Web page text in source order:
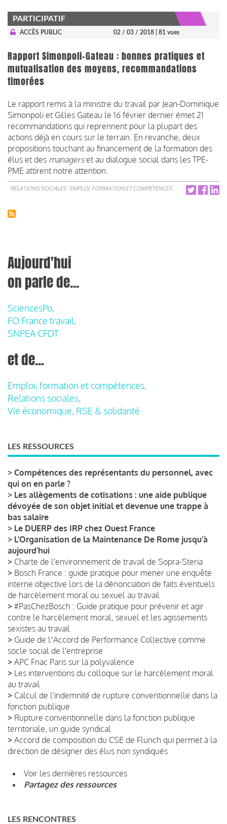
PARTICIPATIF
ACCÈS PUBLIC 02 / 03 / 2018 | 81 vues
Rapport Simonpoli-Gateau : bonnes pratiques et
mutualisation des moyens, recommandations
timorées
Le rapport remis à la ministre du travail par Jean-Dominique
Simonpoli et Gilles Gateau le 16 février dernier émet 21
recommandations qui reprennent pour la plupart des
actions déjà en cours sur le terrain. En revanche, deux
propositions touchant au financement de la formation des
élus et des managerset au dialogue social dans les TPE-
PME attirent notre attention.
RELATIONS SOCIALES EMPLOI, FORMATION ET COMPÉTENCES
Aujourd'hui
on parle de...
SciencesPo,
FO France travail,
SNPEA CFDT
et de...
Emploi, formation et compétences,
Relations sociales,
Vie économique, RSE & solidarité
LES RESSOURCES
> Compétences des représentants du personnel, avec
qui on en parle ?
> Les allègements de cotisations : une aide publique
dévoyée de son objet initial et devenue une trappe à
bas salaire
> Le DUERP des IRP chez Ouest France
> L’Organisation de la Maintenance De Rome jusqu’à
aujourd’hui
> Charte de l'environnement de travail de Sopra-Steria
> Bosch France : guide pratique pour mener une enquête
interne objective lors de la dénonciation de faits éventuels
de harcèlement moral ou sexuel au travail
> #PasChezBosch : Guide pratique pour prévenir et agir
contre le harcèlement moral, sexuel et les agissements
sexistes au travail
> Guide de lʼAccord de Performance Collective comme
socle social de l'entreprise
> APC Fnac Paris sur la polyvalence
> Les interventions du colloque sur le harcèlement moral
au travail
> Calcul de l'indemnité de rupture conventionnelle dans la
fonction publique
> Rupture conventionnelle dans la fonction publique
territoriale, un guide syndical
> Accord de composition du CSE de Flunch qui permet à la
direction de désigner des élus non syndiqués
Voir les dernières ressources
Partagez des ressources
LES RENCONTRES